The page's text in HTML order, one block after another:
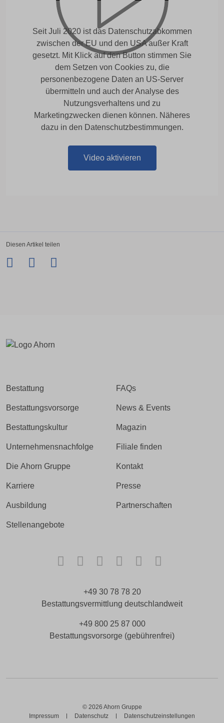
Seit Juli 2020 ist das Datenschutzabkommen
zwischen der EU und den USA außer Kraft
gesetzt. Mit Klick auf den Button stimmen Sie
dem Setzen von Cookies zu, die
personenbezogene Daten an US-Server
übermitteln und auch der Analyse des
Nutzungsverhaltens und zu
Marketingzwecken dienen können. Näheres
dazu in den Datenschutzbestimmungen.
Video aktivieren
Diesen Artikel teilen
Bestattung
Bestattungsvorsorge
Bestattungskultur
Unternehmensnachfolge
Die Ahorn Gruppe
Karriere
Ausbildung
Stellenangebote
FAQs
News & Events
Magazin
Filiale finden
Kontakt
Presse
Partnerschaften
+49 30 78 78 20
Bestattungsvermittlung deutschlandweit
+49 800 25 87 000
Bestattungsvorsorge (gebührenfrei)
© 2026 Ahorn Gruppe
Impressum
Datenschutz Datenschutzeinstellungen